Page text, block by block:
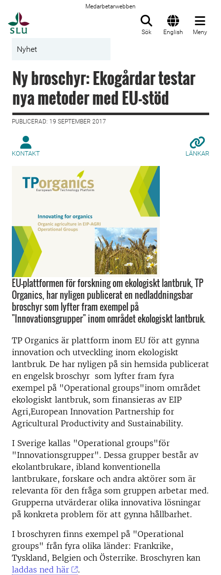
Medarbetarwebben
Sök English Meny
Nyhet
Ny broschyr: Ekogårdar testar
nya metoder med EU-stöd
PUBLICERAD: 19 SEPTEMBER 2017
KONTAKT LÄNKAR
EU-plattformen för forskning om ekologiskt lantbruk, TP
Organics, har nyligen publicerat en nedladdningsbar
broschyr som lyfter fram exempel på
"Innovationsgrupper" inom området ekologiskt lantbruk.
TP Organics är plattform inom EU för att gynna
innovation och utveckling inom ekologiskt
lantbruk. De har nyligen på sin hemsida publicerat
en engelsk broschyr som lyfter fram fyra
exempel på "Operational groups"inom området
ekologiskt lantbruk, som finansieras av EIP
Agri,European Innovation Partnership for
Agricultural Productivity and Sustainability.
I Sverige kallas "Operational groups"för
"Innovationsgrupper". Dessa grupper består av
ekolantbrukare, ibland konventionella
lantbrukare, forskare och andra aktörer som är
relevanta för den fråga som gruppen arbetar med.
Grupperna utvärderar olika innovativa lösningar
på konkreta problem för att gynna hållbarhet.
I broschyren finns exempel på "Operational
groups" från fyra olika länder: Frankrike,
Tyskland, Belgien och Österrike. Broschyren kan
laddas ned här
.